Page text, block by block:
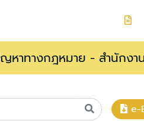
หาทางกฎหมาย - สำนักง
e-